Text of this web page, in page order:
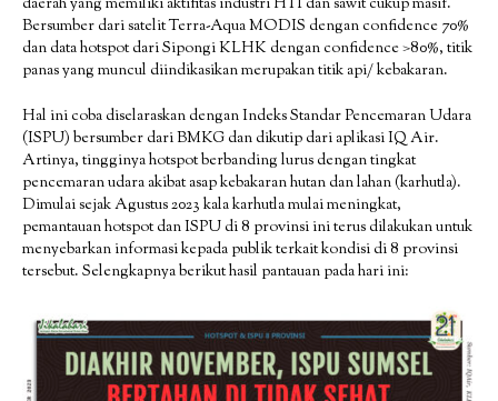
daerah yang memiliki aktifitas industri HTI dan sawit cukup masif.
Bersumber dari satelit Terra-Aqua MODIS dengan confidence 70%
dan data hotspot dari Sipongi KLHK dengan confidence >80%, titik
panas yang muncul diindikasikan merupakan titik api/ kebakaran.
Hal ini coba diselaraskan dengan Indeks Standar Pencemaran Udara
(ISPU) bersumber dari BMKG dan dikutip dari aplikasi IQ Air.
Artinya, tingginya hotspot berbanding lurus dengan tingkat
pencemaran udara akibat asap kebakaran hutan dan lahan (karhutla).
Dimulai sejak Agustus 2023 kala karhutla mulai meningkat,
pemantauan hotspot dan ISPU di 8 provinsi ini terus dilakukan untuk
menyebarkan informasi kepada publik terkait kondisi di 8 provinsi
tersebut. Selengkapnya berikut hasil pantauan pada hari ini: